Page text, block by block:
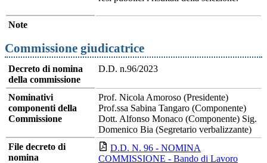
Note
Commissione giudicatrice
Decreto di nomina
della commissione
D.D. n.96/2023
Nominativi
componenti della
Commissione
Prof. Nicola Amoroso (Presidente)
Prof.ssa Sabina Tangaro (Componente)
Dott. Alfonso Monaco (Componente) Sig.
Domenico Bia (Segretario verbalizzante)
File decreto di
nomina
D.D. N. 96 - NOMINA
COMMISSIONE - Bando di Lavoro